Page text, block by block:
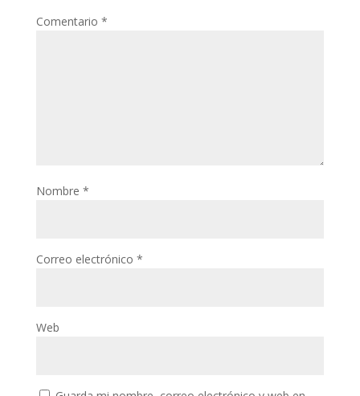
Comentario *
Nombre *
Correo electrónico *
Web